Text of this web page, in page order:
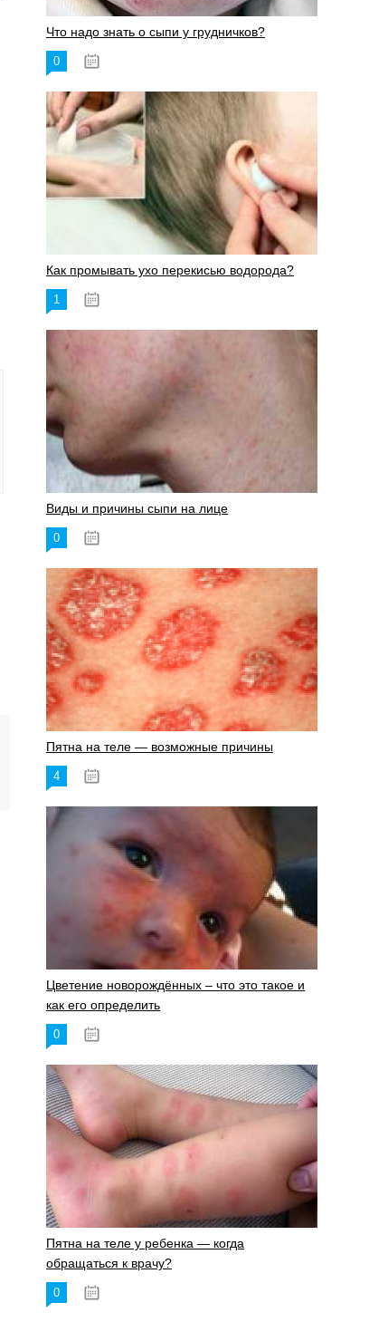
Что надо знать о сыпи у грудничков?
0
Как промывать ухо перекисью водорода?
1
Виды и причины сыпи на лице
0
Пятна на теле — возможные причины
4
Цветение новорождённых – что это такое и
как его определить
0
Пятна на теле у ребенка — когда
обращаться к врачу?
0